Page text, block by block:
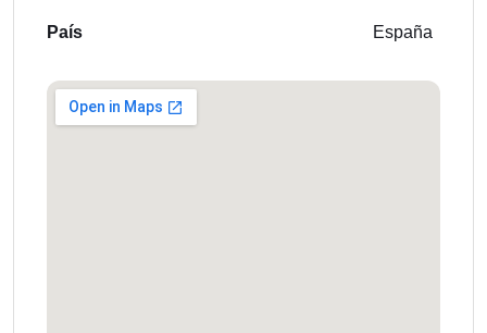
País España